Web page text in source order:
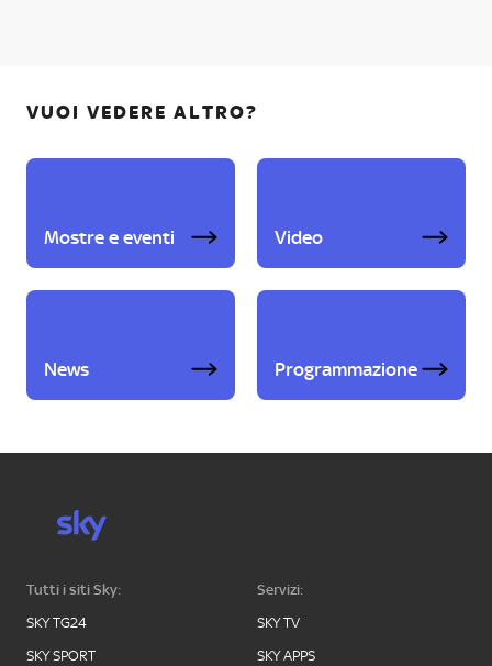
VUOI VEDERE ALTRO?
Mostre e eventi Video
News Programmazione
Tutti i siti Sky:
SKY TG24
SKY SPORT
Servizi:
SKY TV
SKY APPS